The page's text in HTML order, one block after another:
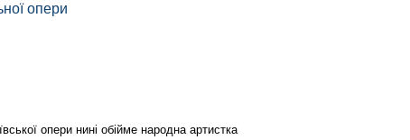
опери
опери нині обійме народна артистка